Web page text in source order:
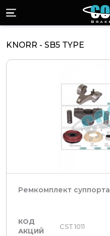
Menü
KNORR - SB5 TYPE
Ремкомплект суппорта
КОД
АКЦИЙ
CST 1011